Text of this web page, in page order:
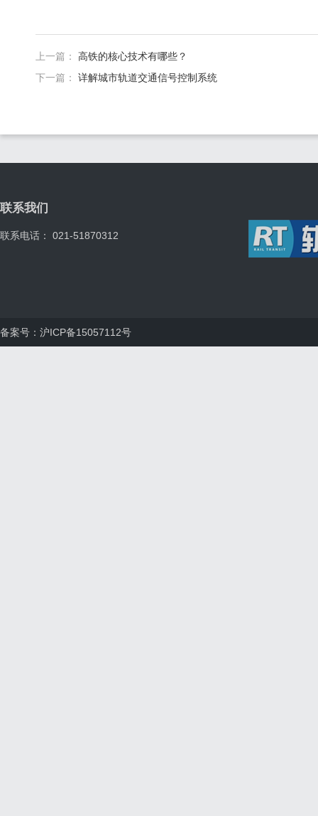
上一篇： 高铁的核心技术有哪些？
下一篇： 详解城市轨道交通信号控制系统
联系我们
联系电话： 021-51870312
备案号：沪ICP备15057112号